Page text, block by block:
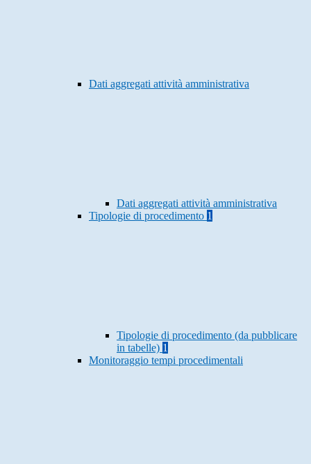
Dati aggregati attività amministrativa
Dati aggregati attività amministrativa
Tipologie di procedimento 1
Tipologie di procedimento (da pubblicare
in tabelle) 1
Monitoraggio tempi procedimentali